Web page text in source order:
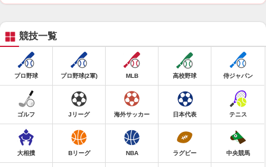
競技一覧
プロ野球 プロ野球(2軍) MLB 高校野球 侍ジャパン
ゴルフ Jリーグ 海外サッカー 日本代表 テニス
大相撲 Bリーグ NBA ラグビー 中央競馬